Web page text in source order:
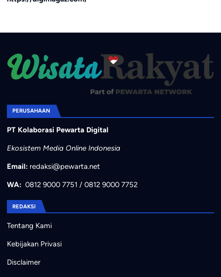
PERUSAHAAN
PT Kolaborasi Pewarta Digital
Ekosistem Media Online Indonesia
Email: redaksi@pewarta.net
WA: 0812 9000 7751 / 0812 9000 7752
REDAKSI
Tentang Kami
Kebijakan Privasi
Disclaimer